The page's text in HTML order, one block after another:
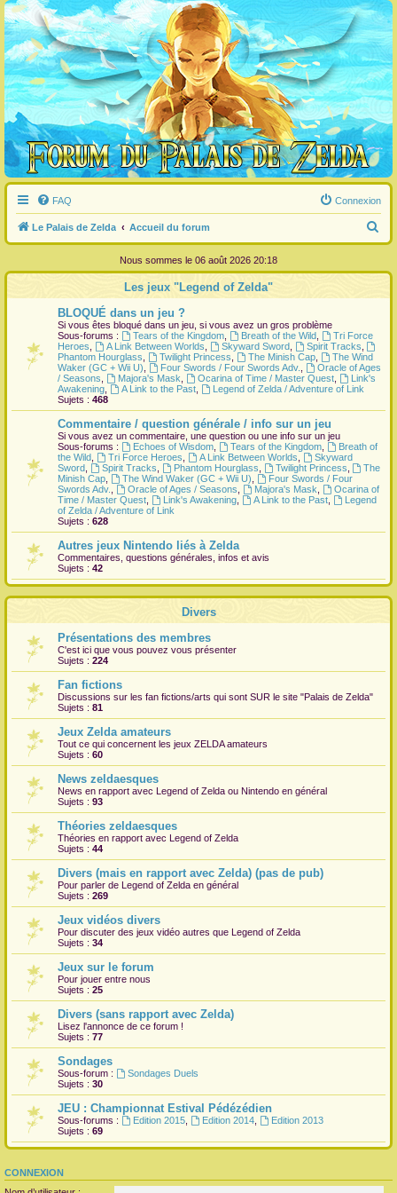
FAQ Connexion
Le Palais de Zelda Accueil du forum
e
c
Nous sommes le 06 août 2026 20:18
Les jeux "Legend of Zelda"
BLOQUÉ dans un jeu ?
Si vous êtes bloqué dans un jeu, si vous avez un gros problème
Sous-forums :
Tears of the Kingdom, Breath of the Wild,
Tri Force
Heroes
A Link Between Worlds Skyward Sword, Spirit Tracks
Phantom Hourglass
Twilight Princess The Minish Cap,
The Wind
Waker (GC + Wii U)
Four Swords / Four Swords Adv.
Oracle of Ages
/ Seasons
Majora's Mask Ocarina of Time / Master Quest,
Link's
Awakening
A Link to the Past,
Legend of Zelda / Adventure of Link
Sujets : 468
Commentaire / question générale / info sur un jeu
Si vous avez un commentaire, une question ou une info sur un jeu
Sous-forums :
Echoes of Wisdom, Tears of the Kingdom,
Breath of
the Wild
Tri Force Heroes A Link Between Worlds
Skyward
Sword
Spirit Tracks Phantom Hourglass Twilight Princess
The
Minish Cap
The Wind Waker (GC + Wii U)
Four Swords / Four
Swords Adv.
Oracle of Ages / Seasons Majora's Mask
Ocarina of
Time / Master Quest
Link's Awakening, A Link to the Past,
Legend
of Zelda / Adventure of Link
Sujets : 628
Autres jeux Nintendo liés à Zelda
Commentaires, questions générales, infos et avis
Sujets : 42
Divers
Présentations des membres
C'est ici que vous pouvez vous présenter
Sujets : 224
Fan fictions
Discussions sur les fan fictions/arts qui sont SUR le site "Palais de Zelda"
Sujets : 81
Jeux Zelda amateurs
Tout ce qui concernent les jeux ZELDA amateurs
Sujets : 60
News zeldaesques
News en rapport avec Legend of Zelda ou Nintendo en général
Sujets : 93
Théories zeldaesques
Théories en rapport avec Legend of Zelda
Sujets : 44
Divers (mais en rapport avec Zelda) (pas de pub)
Pour parler de Legend of Zelda en général
Sujets : 269
Jeux vidéos divers
Pour discuter des jeux vidéo autres que Legend of Zelda
Sujets : 34
Jeux sur le forum
Pour jouer entre nous
Sujets : 25
Divers (sans rapport avec Zelda)
Lisez l'annonce de ce forum !
Sujets : 77
Sondages
Sous-forum :
Sondages Duels
Sujets : 30
JEU : Championnat Estival Pédézédien
Sous-forums : Edition 2015, Edition 2014,
Edition 2013
Sujets : 69
CONNEXION